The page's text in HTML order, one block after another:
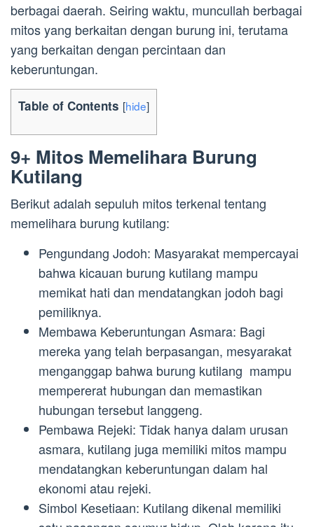
berbagai daerah. Seiring waktu, muncullah berbagai
mitos yang berkaitan dengan burung ini, terutama
yang berkaitan dengan percintaan dan
keberuntungan.
Table of Contents [hide]
9+ Mitos Memelihara Burung
Kutilang
Berikut adalah sepuluh mitos terkenal tentang
memelihara burung kutilang:
Pengundang Jodoh: Masyarakat mempercayai
bahwa kicauan burung kutilang mampu
memikat hati dan mendatangkan jodoh bagi
pemiliknya.
Membawa Keberuntungan Asmara: Bagi
mereka yang telah berpasangan, mesyarakat
menganggap bahwa burung kutilang mampu
mempererat hubungan dan memastikan
hubungan tersebut langgeng.
Pembawa Rejeki: Tidak hanya dalam urusan
asmara, kutilang juga memiliki mitos mampu
mendatangkan keberuntungan dalam hal
ekonomi atau rejeki.
Simbol Kesetiaan: Kutilang dikenal memiliki